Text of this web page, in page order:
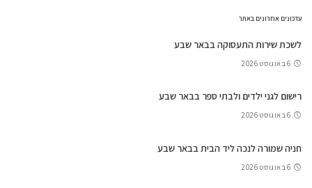
עדכונים אחרונים באתר
לשכת שירות התעסוקה בבאר שבע
6 באוגוסט 2026
רישום לגני ילדים ולבתי ספר בבאר שבע
6 באוגוסט 2026
חניה שמורה לנכה ליד הבית בבאר שבע
6 באוגוסט 2026